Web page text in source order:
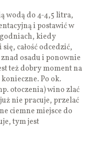
wodą do 4-4,5 litra,
i postawić w
kiedy
całość odcedzić,
osadu i ponownie
też dobry moment na
Po ok.
otoczenia) wino zlać
nie pracuje, przelać
ciemne miejsce do
tym jest